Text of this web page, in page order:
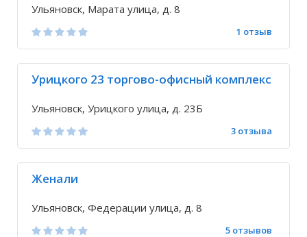
Исправить неточность
Ульяновск, Марата улица, д. 8
1 отзыв
Урицкого 23 торгово-офисный комплекс
Ульяновск, Урицкого улица, д. 23Б
3 отзыва
Женали
Ульяновск, Федерации улица, д. 8
5 отзывов